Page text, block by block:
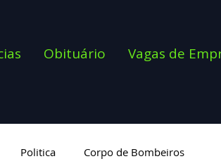
Obituário Vagas de
Politica Corpo de Bombeiros